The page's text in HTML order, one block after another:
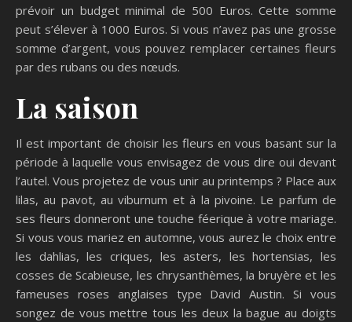
prévoir un budget minimal de 500 Euros. Cette somme
peut s’élever à 1000 Euros. Si vous n’avez pas une grosse
somme d’argent, vous pouvez remplacer certaines fleurs
par des rubans ou des nœuds.
La saison
Il est important de choisir les fleurs en vous basant sur la
période à laquelle vous envisagez de vous dire oui devant
l’autel. Vous projetez de vous unir au printemps ? Place aux
lilas, au pavot, au viburnum et à la pivoine. Le parfum de
ses fleurs donneront une touche féerique à votre mariage.
Si vous vous mariez en automne, vous aurez le choix entre
les dahlias, les criques, les asters, les hortensias, les
cosses de Scabieuse, les chrysanthèmes, la bruyère et les
fameuses roses anglaises type David Austin. Si vous
songez de vous mettre tous les deux la bague au doigts